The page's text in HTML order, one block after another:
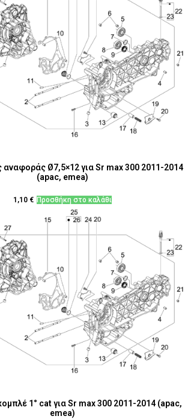
αναφοράς Ø7,5×12 για Sr max 300 2011-2014
(apac, emea)
1,10 € Προσθήκη στο καλάθι
1° cat για Sr max 300 2011-2014 (apac,
emea)